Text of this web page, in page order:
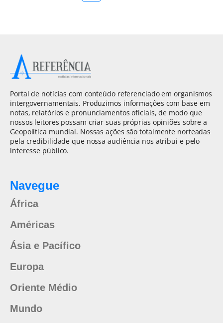
Portal de notícias com conteúdo referenciado em organismos
intergovernamentais. Produzimos informações com base em
notas, relatórios e pronunciamentos oficiais, de modo que
nossos leitores possam criar suas próprias opiniões sobre a
Geopolítica mundial. Nossas ações são totalmente norteadas
pela credibilidade que nossa audiência nos atribui e pelo
interesse público.
Navegue
África
Américas
Ásia e Pacífico
Europa
Oriente Médio
Mundo